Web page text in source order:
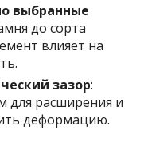
выбранные
до сорта
влияет на
зазор:
для расширения и
деформацию.